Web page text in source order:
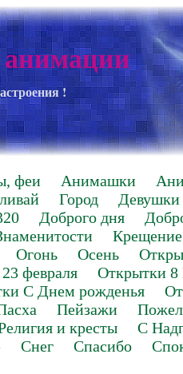
!
феи Анимашки
Город
Девушки
Доброго дня
Крещение
Огонь Осень
февраля
Открытки 8
С Днем рожденья
Пейзажи
и кресты
С
Снег Спасибо